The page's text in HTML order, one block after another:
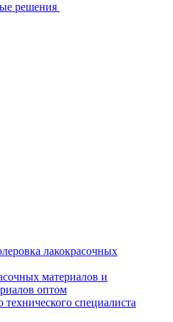
решения
лакокрасочных
материалов и
оптом
технического специалиста